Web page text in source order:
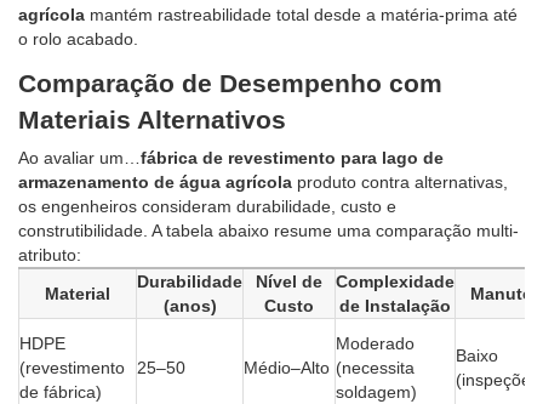
agrícola mantém rastreabilidade total desde a matéria-prima até
o rolo acabado.
Comparação de Desempenho com
Materiais Alternativos
Ao avaliar um… fábrica de revestimento para lago de
armazenamento de água agrícola produto contra alternativas,
os engenheiros consideram durabilidade, custo e
construtibilidade. A tabela abaixo resume uma comparação multi-
atributo:
Material
Durabilidade
(anos)
Nível de
Custo
Complexidade
de Instalação
HDPE
(revestimento
de fábrica)
25–50 Médio–Alto
Moderado
(necessita
soldagem)
Baixo